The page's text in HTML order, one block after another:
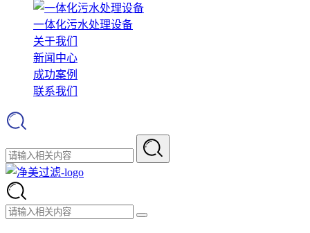
一体化污水处理设备
关于我们
新闻中心
成功案例
联系我们